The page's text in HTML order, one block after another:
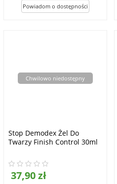
Chwilowo niedostępny
Stop Demodex Żel Do
Twarzy Finish Control 30ml
37,90 zł